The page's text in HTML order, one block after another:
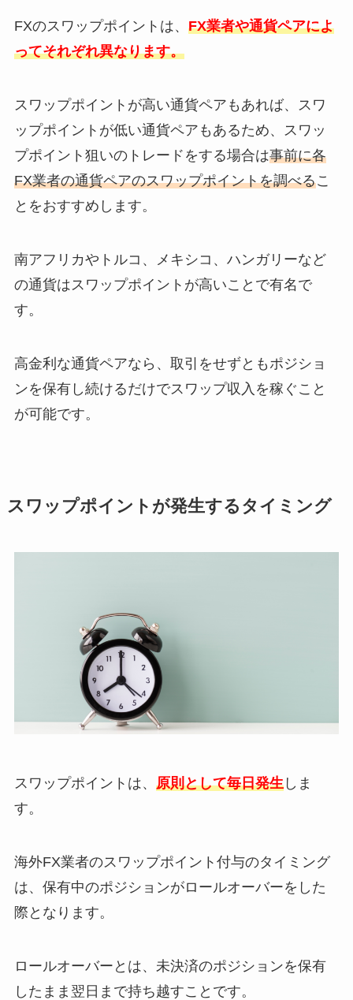
FXのスワップポイントは、 FX業者や通貨ペアによ
ってそれぞれ異なります。
スワップポイントが高い通貨ペアもあれば、スワ
ップポイントが低い通貨ペアもあるため、スワッ
プポイント狙いのトレードをする場合は事前に各
FX業者の通貨ペアのスワップポイントを調べるこ
とをおすすめします。
南アフリカやトルコ、メキシコ、ハンガリーなど
の通貨はスワップポイントが高いことで有名で
す。
高金利な通貨ペアなら、取引をせずともポジショ
ンを保有し続けるだけでスワップ収入を稼ぐこと
が可能です。
スワップポイントが発生するタイミング
スワップポイントは、 原則として毎日発生しま
す。
海外FX業者のスワップポイント付与のタイミング
は、保有中のポジションがロールオーバーをした
際となります。
ロールオーバーとは、未決済のポジションを保有
したまま翌日まで持ち越すことです。